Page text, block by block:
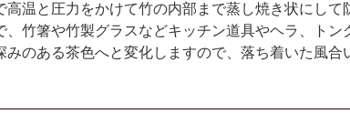
高温と圧力をかけて竹の内部まで蒸し焼き状にし
、竹箸や竹製グラスなどキッチン道具やヘラ、ト
のある茶色へと変化しますので、落ち着いた風合